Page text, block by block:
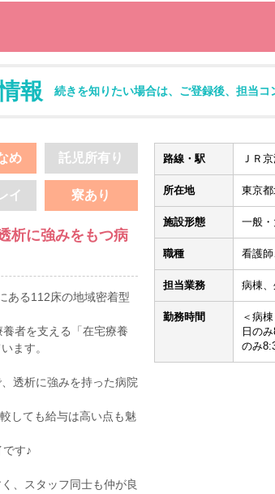
報 続きを知りたい場合は、ご登録後、担当コ
め 託児所有り
イ 寮あり
析に強みをもつ病
ある112床の地域密着型
者を支える「在宅療養
ます。
透析に強みを持った病院
しても給与は高い点も魅
す♪
、スタッフ同士も仲が良
路線・駅 ＪＲ
所在地 東京
施設形態 一般
職種 看護
担当業務 病棟
勤務時間
＜病
日の
のみ